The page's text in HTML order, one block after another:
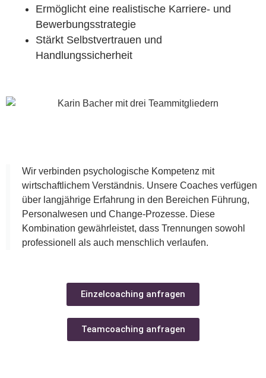
Ermöglicht eine realistische Karriere- und
Bewerbungsstrategie
Stärkt Selbstvertrauen und
Handlungssicherheit
Wir verbinden psychologische Kompetenz mit
wirtschaftlichem Verständnis. Unsere Coaches verfügen
über langjährige Erfahrung in den Bereichen Führung,
Personalwesen und Change-Prozesse. Diese
Kombination gewährleistet, dass Trennungen sowohl
professionell als auch menschlich verlaufen.
Einzelcoaching anfragen
Teamcoaching anfragen